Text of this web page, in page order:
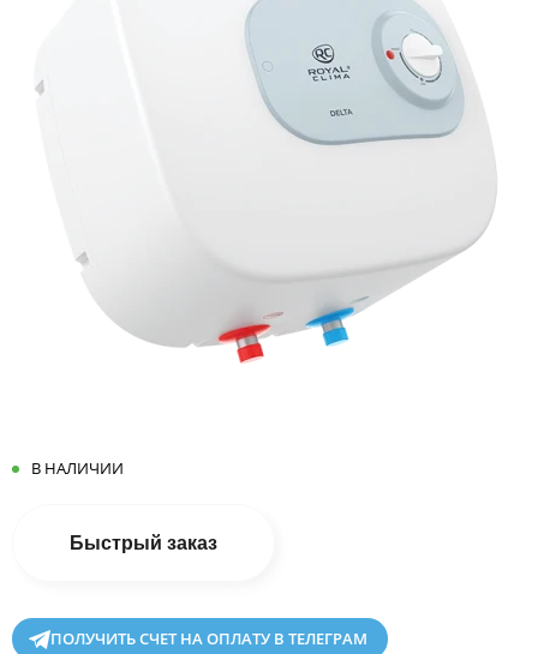
В НАЛИЧИИ
Быстрый заказ
ПОЛУЧИТЬ СЧЕТ НА ОПЛАТУ В ТЕЛЕГРАМ